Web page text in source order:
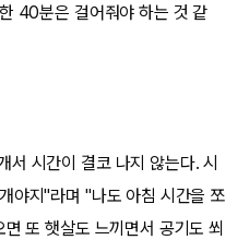
40분은 걸어줘야 하는 것 같
서 시간이 결코 나지 않는다. 시
야지"라며 "나도 아침 시간을 쪼
또 햇살도 느끼면서 공기도 쐬